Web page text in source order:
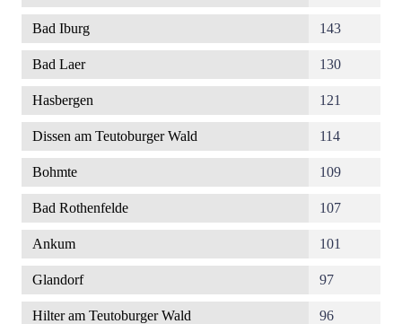
Bad Iburg 143
Bad Laer 130
Hasbergen 121
Dissen am Teutoburger Wald 114
Bohmte 109
Bad Rothenfelde 107
Ankum 101
Glandorf 97
Hilter am Teutoburger Wald 96